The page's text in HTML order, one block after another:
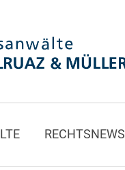
RECHTSNEWS